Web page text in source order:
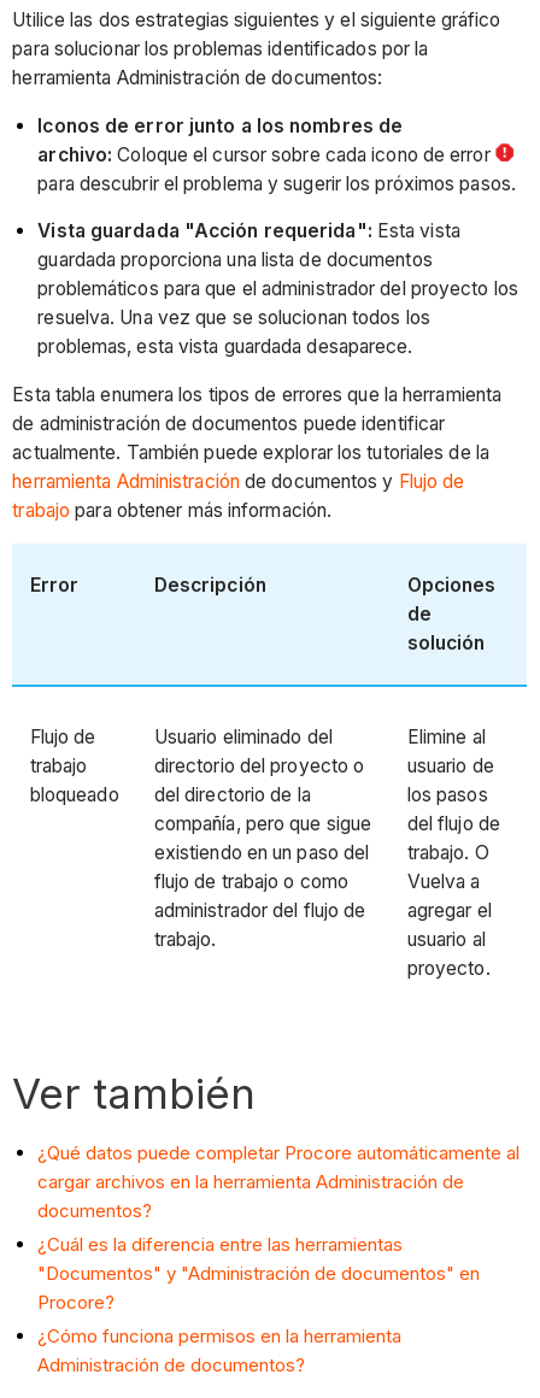
Utilice las dos estrategias siguientes y el siguiente gráfico
para solucionar los problemas identificados por la
herramienta Administración de documentos:
Iconos de error junto a los nombres de
archivo: Coloque el cursor sobre cada icono de error
para descubrir el problema y sugerir los próximos pasos.
Vista guardada "Acción requerida": Esta vista
guardada proporciona una lista de documentos
problemáticos para que el administrador del proyecto los
resuelva. Una vez que se solucionan todos los
problemas, esta vista guardada desaparece.
Esta tabla enumera los tipos de errores que la herramienta
de administración de documentos puede identificar
actualmente. También puede explorar los tutoriales de la
herramienta Administraciónde documentos y Flujo de
trabajopara obtener más información.
Error Descripción
Opciones
de
solución
Flujo de
trabajo
bloqueado
Usuario eliminado del
directorio del proyecto o
del directorio de la
compañía, pero que sigue
existiendo en un paso del
flujo de trabajo o como
administrador del flujo de
trabajo.
Elimine al
usuario de
los pasos
del flujo de
trabajo. O
Vuelva a
agregar el
usuario al
proyecto.
Ver también
¿Qué datos puede completar Procore automáticamente al
cargar archivos en la herramienta Administración de
documentos?
¿Cuál es la diferencia entre las herramientas
"Documentos" y "Administración de documentos" en
Procore?
¿Cómo funciona permisos en la herramienta
Administración de documentos?